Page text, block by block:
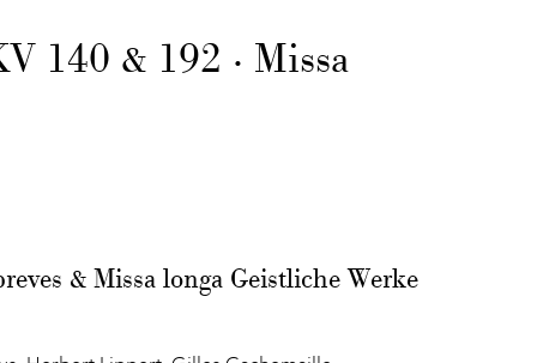
140 & 192 · Missa
& Missa longa Geistliche Werke